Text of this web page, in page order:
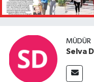
MÜDÜR
Selva